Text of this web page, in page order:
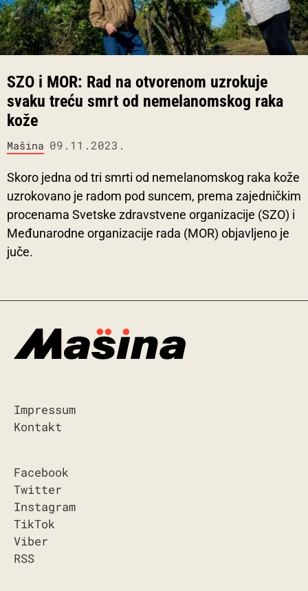
SZO i MOR: Rad na otvorenom uzrokuje
svaku treću smrt od nemelanomskog raka
kože
Mašina 09.11.2023.
Skoro jedna od tri smrti od nemelanomskog raka kože
uzrokovano je radom pod suncem, prema zajedničkim
procenama Svetske zdravstvene organizacije (SZO) i
Međunarodne organizacije rada (MOR) objavljeno je
juče.
Impressum
Kontakt
Facebook
Twitter
Instagram
TikTok
Viber
RSS